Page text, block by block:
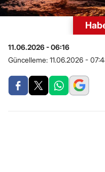
11.06.2026 - 06:16
Güncelleme: 11.06.2026 -